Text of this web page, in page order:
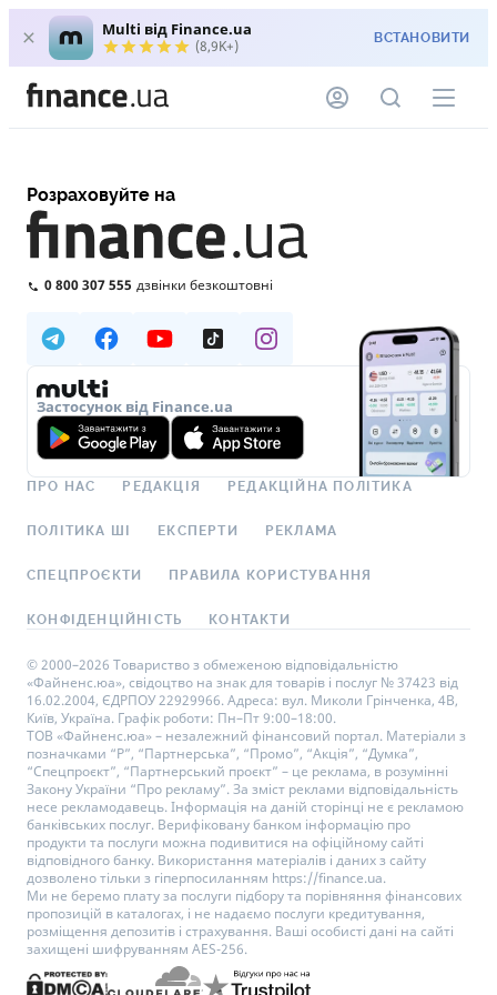
Multi від Finance.ua
(8,9K+) ВСТАНОВИТИ
Розраховуйте на
0 800 307 555 дзвінки безкоштовні
Застосунок від Finance.ua
ПРО НАС РЕДАКЦІЯ РЕДАКЦІЙНА ПОЛІТИКА
ПОЛІТИКА ШІ ЕКСПЕРТИ РЕКЛАМА
СПЕЦПРОЄКТИ ПРАВИЛА КОРИСТУВАННЯ
КОНФІДЕНЦІЙНІСТЬ КОНТАКТИ
© 2000–2026 Товариство з обмеженою відповідальністю
«Файненс.юа», свідоцтво на знак для товарів і послуг № 37423 від
16.02.2004, ЄДРПОУ 22929966. Адреса: вул. Миколи Грінченка, 4В,
Київ, Україна. Графік роботи: Пн–Пт 9:00–18:00.
ТОВ «Файненс.юа» – незалежний фінансовий портал. Матеріали з
позначками “Р”, “Партнерська”, “Промо”, “Акція”, “Думка”,
“Спецпроєкт”, “Партнерський проєкт” – це реклама, в розумінні
Закону України “Про рекламу”. За зміст реклами відповідальність
несе рекламодавець. Інформація на даній сторінці не є рекламою
банківських послуг. Верифіковану банком інформацію про
продукти та послуги можна подивитися на офіційному сайті
відповідного банку. Використання матеріалів і даних з сайту
дозволено тільки з гіперпосиланням https://finance.ua.
Ми не беремо плату за послуги підбору та порівняння фінансових
пропозицій в каталогах, і не надаємо послуги кредитування,
розміщення депозитів і страхування. Ваші особисті дані на сайті
захищені шифруванням AES-256.